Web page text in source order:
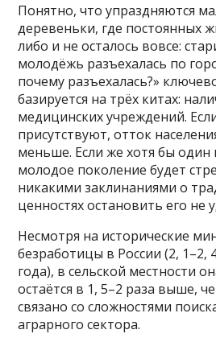
Понятно, что упраздняются
деревеньки, где постоянных
либо и не осталось вовсе:
молодёжь разъехалась по
почему разъехалась?»
базируется на трёх китах:
медицинских учреждений.
присутствуют, отток
меньше. Если же хотя бы один
молодое поколение будет
никакими заклинаниями о
ценностях остановить его не
Несмотря на исторические
безработицы в России (2, 1–2,
года), в сельской местности
остаётся в 1, 5–2 раза выше,
связано со сложностями
аграрного сектора.